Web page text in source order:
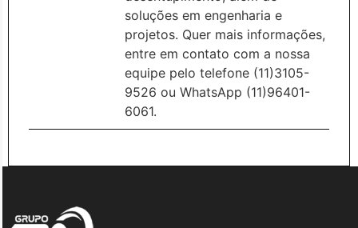
soluções em engenharia e
projetos. Quer mais informações,
entre em contato com a nossa
equipe pelo telefone (11)3105-
9526 ou WhatsApp (11)96401-
6061.